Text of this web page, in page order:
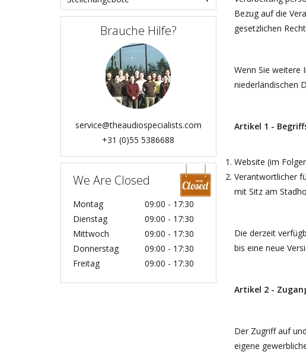
Bezug auf die
gesetzlichen
Wenn Sie weitere
niederländischen
Artikel 1 -
Website (im
Verantwortlicher
mit Sitz am
Die derzeit
bis eine neue
Artikel 2 -
Der Zugriff auf
eigene
Brauche Hilfe?
service@theaudiospecialists.com
+31 (0)55 5386688
We Are Closed
Montag
09:00 - 17:30
Dienstag
09:00 - 17:30
Mittwoch
09:00 - 17:30
Donnerstag
09:00 - 17:30
Freitag
09:00 - 17:30